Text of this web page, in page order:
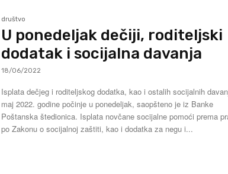
društvo
U ponedeljak dečiji, roditeljski
dodatak i socijalna davanja
18/06/2022
Isplata dečjeg i roditeljskog dodatka, kao i ostalih socijalnih
maj 2022. godine počinje u ponedeljak, saopšteno je iz Banke
Poštanska štedionica. Isplata novčane socijalne pomoći prema pravu
po Zakonu o socijalnoj zaštiti, kao i dodatka za negu i...